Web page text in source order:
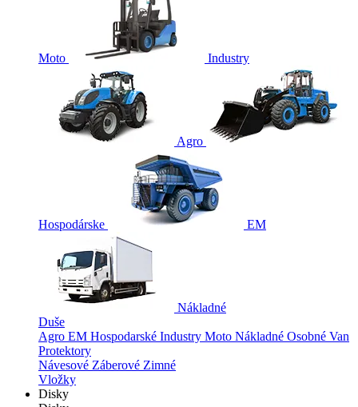
Moto Industry
Agro
Hospodárske EM
Nákladné
Duše
Agro EM Hospodarské Industry Moto Nákladné Osobné Van
Protektory
Návesové Záberové Zimné
Vložky
Disky